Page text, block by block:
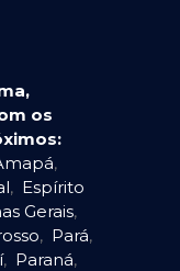
os
,
, Espírito
Gerais,
, Pará,
, Paraná,